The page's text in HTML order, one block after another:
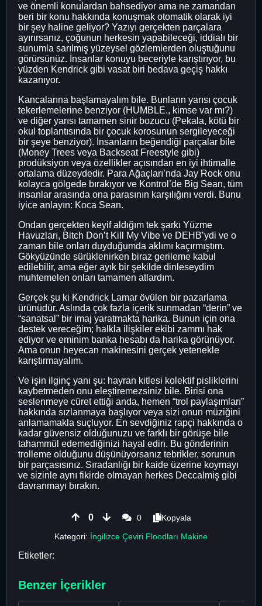
ve önemli konulardan bahsediyor ama ne zamandan
beri bir konu hakkında konuşmak otomatik olarak iyi
bir şey haline geliyor? Yazıyı gerçekten parçalara
ayırırsanız, çoğunun herkesin yapabileceği, iddialı bir
sunumla sarılmış yüzeysel gözlemlerden oluştuğunu
görürsünüz. İnsanlar konuyu beceriyle karıştırıyor, bu
yüzden Kendrick gibi vasat biri bedava geçiş hakkı
kazanıyor.
Kancalarına başlamayalım bile. Bunların yarısı çocuk
tekerlemelerine benziyor (HUMBLE., kimse var mı?)
ve diğer yarısı tamamen sinir bozucu (Pekala, kötü bir
okul toplantısında bir çocuk korosunun sergileyeceği
bir şeye benziyor). İnsanların beğendiği parçalar bile
(Money Trees veya Backseat Freestyle gibi)
prodüksiyon veya özellikler açısından en iyi ihtimalle
ortalama düzeydedir. Para Ağaçları’nda Jay Rock onu
kolayca gölgede bırakıyor ve Kontrol’de Big Sean, tüm
insanlar arasında ona parasının karşılığını verdi. Bunu
iyice anlayın: Koca Sean.
Ondan gerçekten keyif aldığım tek şarkı Yüzme
Havuzları, Bitch Don’t Kill My Vibe ve DEHB’ydi ve o
zaman bile onları duyduğumda aklımı kaçırmıştım.
Gökyüzünde sürüklenirken biraz gerileme kabul
edilebilir, ama eğer ayık bir şekilde dinleseydim
muhtemelen onları tamamen atlardım.
Gerçek şu ki Kendrick Lamar övülen bir pazarlama
ürünüdür. Aslında çok fazla içerik sunmadan “derin” ve
“sanatsal” bir imaj yaratmakta harika. Bunun için ona
destek vereceğim; halkla ilişkiler ekibi zammı hak
ediyor ve eminim banka hesabı da harika görünüyor.
Ama onun heyecan makinesini gerçek yetenekle
karıştırmayalım.
Ve işin ilginç yanı şu: hayran kitlesi kolektif pisliklerini
kaybetmeden onu eleştiremezsiniz bile. Birisi ona
seslenmeye cüret ettiği anda, hemen “trol paylaşımları”
hakkında sızlanmaya başlıyor veya sizi onun müziğini
anlamamakla suçluyor. En sevdiğiniz rapçi hakkında o
kadar güvensiz olduğunuzu ve farklı bir görüşe bile
tahammül edemediğinizi hayal edin. Bu gönderinin
trolleme olduğunu düşünüyorsanız tebrikler, sorunun
bir parçasısınız. Sıradanlığı bir kaide üzerine koymayı
ve sizinle aynı fikirde olmayan herkes Deccalmiş gibi
davranmayı bırakın.
0 0
Kopyala
Kategori: İngilizce Çeviri Floodları Makine
Etiketler:
Benzer İçerikler